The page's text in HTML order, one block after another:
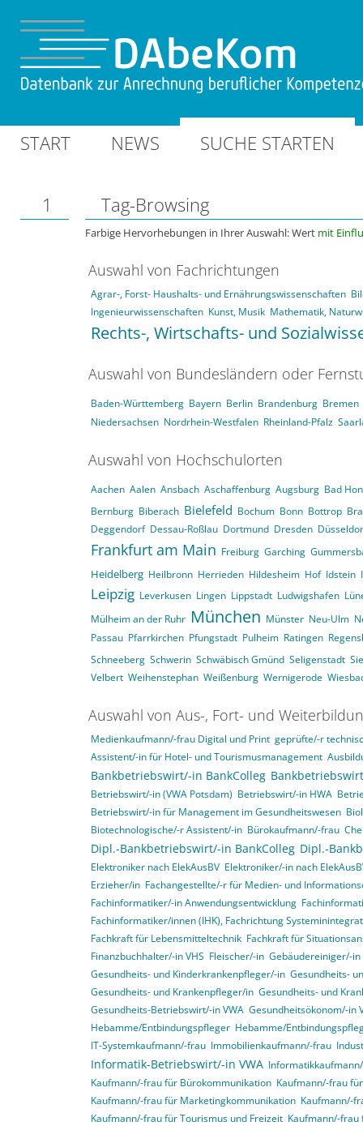
START NEWS SUCHE STARTEN
1 Tag-Browsing
Farbige Hervorhebungen in Ihrer Auswahl: Wert mit
Auswahl von Fachrichtungen
Agrar-, Forst- Haushalts- und Ernährungswissenschaften
Ingenieurwissenschaften Kunst, Musik Mathematik,
Rechts-, Wirtschafts- und
Auswahl von Bundesländern oder
Baden-Württemberg Bayern Berlin Brandenburg Bremen
Niedersachsen Nordrhein-Westfalen Rheinland-Pfalz
Auswahl von Hochschulorten
Aachen Aalen Ansbach Aschaffenburg Augsburg Bad
Bernburg Biberach Bielefeld Bochum Bonn Bottrop
Deggendorf Dessau-Roßlau Dortmund Dresden
Frankfurt am Main Freiburg Garching
Heidelberg Heilbronn Herrieden Hildesheim Hof Idstein
Leipzig Leverkusen Lingen Lippstadt Ludwigshafen
Mülheim an der Ruhr München Münster Neu-Ulm
Passau Pfarrkirchen Pfungstadt Pulheim Ratingen
Schneeberg Schwerin Schwäbisch Gmünd Seligenstadt
Velbert Weihenstephan Weißenburg Wernigerode
Auswahl von Aus-, Fort- und
Medienkaufmann/-frau Digital und Print geprüfte/-r
Assistent/-in für Hotel- und Tourismusmanagement
Bankbetriebswirt/-in BankColleg
Betriebswirt/-in (VWA Potsdam) Betriebswirt/-in HWA
Betriebswirt/-in für Management im Gesundheitswesen
Biotechnologische/-r Assistent/-in Bürokaufmann/-frau
Dipl.-Bankbetriebswirt/-in BankColleg Dipl.-
Elektroniker nach ElekAusBV Elektroniker/-in nach
Erzieher/in Fachangestellte/-r für Medien- und
Fachinformatiker/-in Anwendungsentwicklung
Fachinformatiker/innen (IHK), Fachrichtung
Fachkraft für Lebensmitteltechnik Fachkraft für
Finanzbuchhalter/-in VHS Fleischer/-in Gebäudereiniger/-in
Gesundheits- und Kinderkrankenpfleger/-in Gesundheits-
Gesundheits- und Krankenpfleger/in Gesundheits- und
Gesundheits-Betriebswirt/-in VWA Gesundheitsökonom/-in
Hebamme/Entbindungspfleger Hebamme/
IT-Systemkaufmann/-frau Immobilienkaufmann/-frau
Informatik-Betriebswirt/-in VWA
Kaufmann/-frau für Bürokommunikation Kaufmann/-frau
Kaufmann/-frau für Marketingkommunikation Kaufmann/-
Kaufmann/-frau für Tourismus und Freizeit Kaufmann/-frau